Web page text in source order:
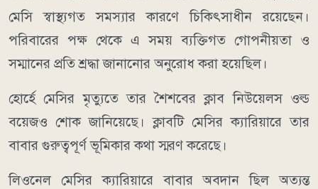
মেসি স্বাস্থ্যগত সমস্যার কারণে চিকিৎসাধীন রয়েছেন।
পরিবারের পক্ষ থেকে এ সময় ব্যক্তিগত গোপনীয়তা ও
সম্মানের প্রতি শ্রদ্ধা জানানোর অনুরোধ করা হয়েছিল।
হোর্হে মেসির মৃত্যুতে তার শৈশবের ক্লাব নিউয়েলস ওল্ড
বয়েজও শোক জানিয়েছে। ক্লাবটি মেসির ক্যারিয়ারে তার
বাবার গুরুত্বপূর্ণ ভূমিকার কথা স্মরণ করেছে।
লিওনেল মেসির ক্যারিয়ারে বাবার অবদান ছিল অত্যন্ত